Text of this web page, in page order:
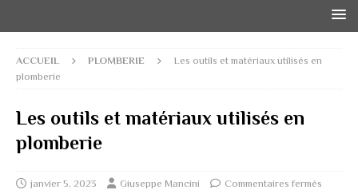
ACCUEIL PLOMBERIE
Les outils et matériaux utilisés en
plomberie
Les outils et matériaux utilisés en
plomberie
janvier 5, 2023 Giuseppe Mancini Commentaires fermés